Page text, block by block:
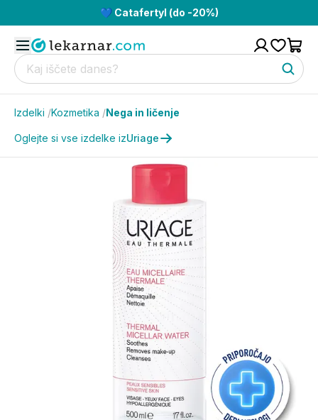
💙 Catafertyl (do -20%)
Izdelki /Kozmetika /Nega in ličenje
Oglejte si vse izdelke izUriage